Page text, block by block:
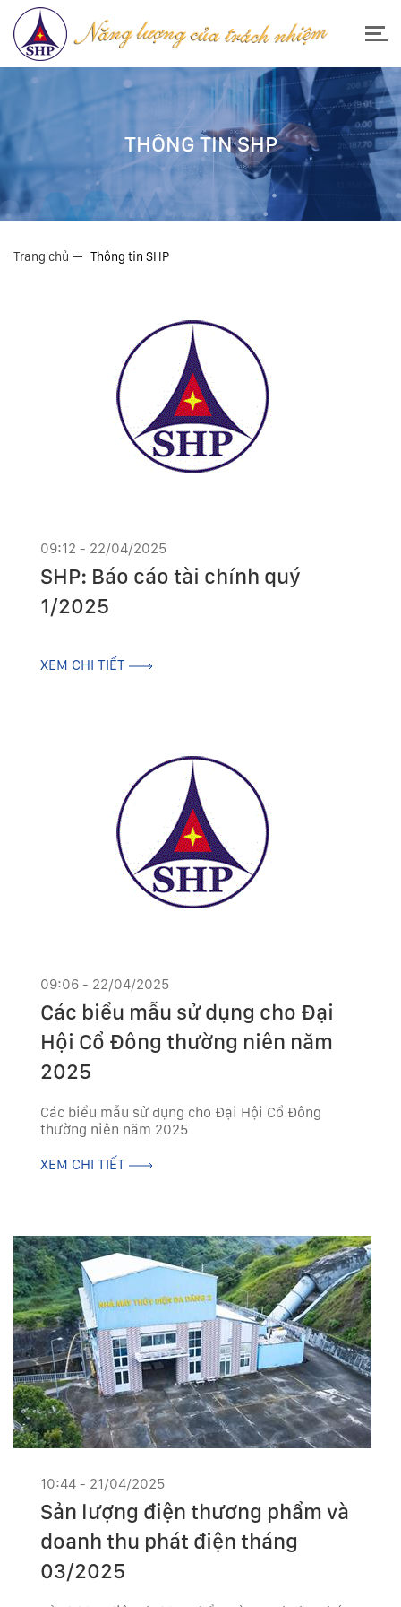
THÔNG TIN SHP
Trang chủ Thông tin SHP
09:12 - 22/04/2025
SHP: Báo cáo tài chính quý
1/2025
XEM CHI TIẾT
09:06 - 22/04/2025
Các biểu mẫu sử dụng cho Đại
Hội Cổ Đông thường niên năm
2025
Các biểu mẫu sử dụng cho Đại Hội Cổ Đông
thường niên năm 2025
XEM CHI TIẾT
10:44 - 21/04/2025
Sản lượng điện thương phẩm và
doanh thu phát điện tháng
03/2025